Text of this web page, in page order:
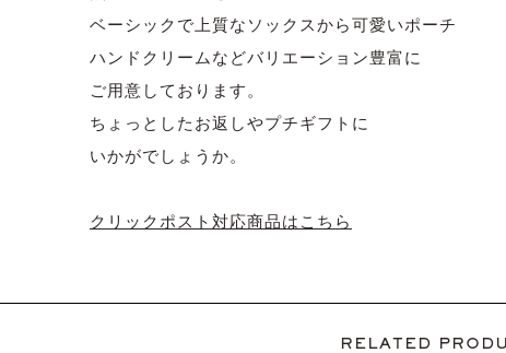
ベーシックで上質なソックスから可愛いポーチ
ハンドクリームなどバリエーション豊富に
ご用意しております。
ちょっとしたお返しやプチギフトに
いかがでしょうか。
クリックポスト対応商品はこちら
RELATED